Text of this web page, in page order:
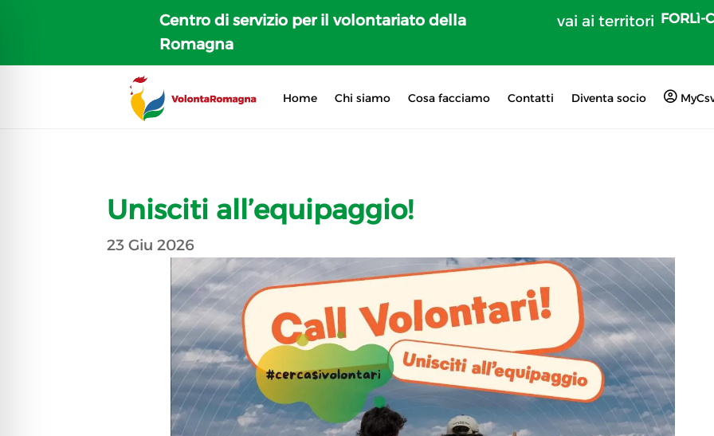
Centro di servizio per il volontariato della
Romagna
vai ai territori FORLì-
Home Chi siamo Cosa facciamo Contatti Diventa socio
Unisciti all’equipaggio!
23 Giu 2026